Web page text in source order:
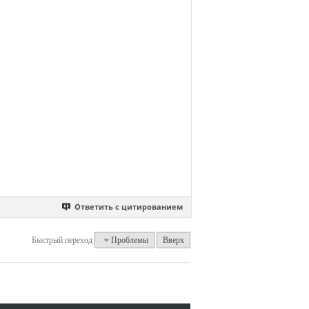
Ответить с цитированием
Быстрый переход Проблемы Вверх